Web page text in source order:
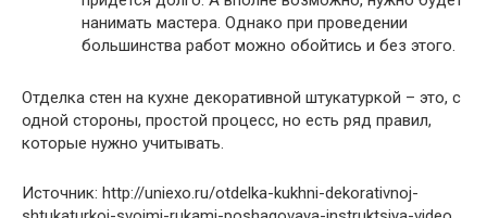
нанимать мастера. Однако при проведении
большинства работ можно обойтись и без этого.
Отделка стен на кухне декоративной штукатуркой – это, с
одной стороны, простой процесс, но есть ряд правил,
которые нужно учитывать.
Источник: http://uniexo.ru/otdelka-kukhni-dekorativnoj-